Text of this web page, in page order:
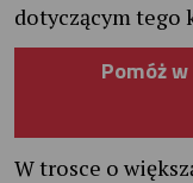
dotyczącym tego
Pomóż
W trosce o